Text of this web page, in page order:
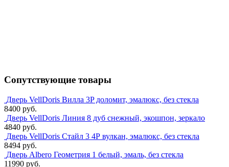
Сопутствующие товары
Дверь VellDoris Вилла 3P доломит, эмалюкс, без стекла
8400 руб.
Дверь VellDoris Линия 8 дуб снежный, экошпон, зеркало
4840 руб.
Дверь VellDoris Стайл 3 4Р вулкан, эмалюкс, без стекла
8494 руб.
Дверь Albero Геометрия 1 белый, эмаль, без стекла
11990 руб.